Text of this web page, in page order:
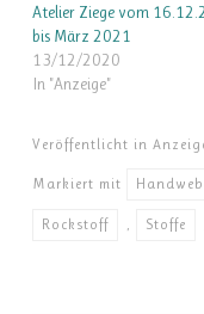
Atelier Ziege vom
bis März 2021
13/12/2020
In "Anzeige"
Veröffentlicht in
Markiert mit
Rockstoff Stoffe